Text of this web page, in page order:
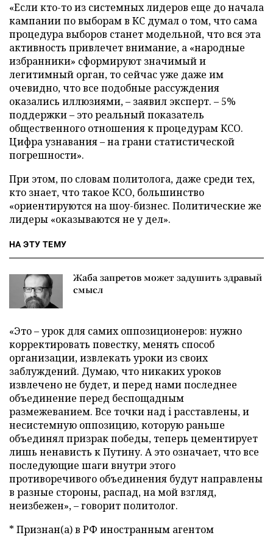
«Если кто-то из системных лидеров еще до начала
кампании по выборам в КС думал о том, что сама
процедура выборов станет модельной, что вся эта
активность привлечет внимание, а «народные
избранники» сформируют значимый и
легитимный орган, то сейчас уже даже им
очевидно, что все подобные рассуждения
оказались иллюзиями, – заявил эксперт. – 5%
поддержки – это реальный показатель
общественного отношения к процедурам КСО.
Цифра узнавания – на грани статистической
погрешности».
При этом, по словам политолога, даже среди тех,
кто знает, что такое КСО, большинство
«ориентируются на шоу-бизнес. Политические же
лидеры «оказываются не у дел».
НА ЭТУ ТЕМУ
Жаба запретов может задушить здравый
смысл
«Это – урок для самих оппозиционеров: нужно
корректировать повестку, менять способ
организации, извлекать уроки из своих
заблуждений. Думаю, что никаких уроков
извлечено не будет, и перед нами последнее
объединение перед беспощадным
размежеванием. Все точки над i расставлены, и
несистемную оппозицию, которую раньше
объединял призрак победы, теперь цементирует
лишь ненависть к Путину. А это означает, что все
последующие шаги внутри этого
противоречивого объединения будут направлены
в разные стороны, распад, на мой взгляд,
неизбежен», – говорит политолог.
* Признан(а) в РФ иностранным агентом